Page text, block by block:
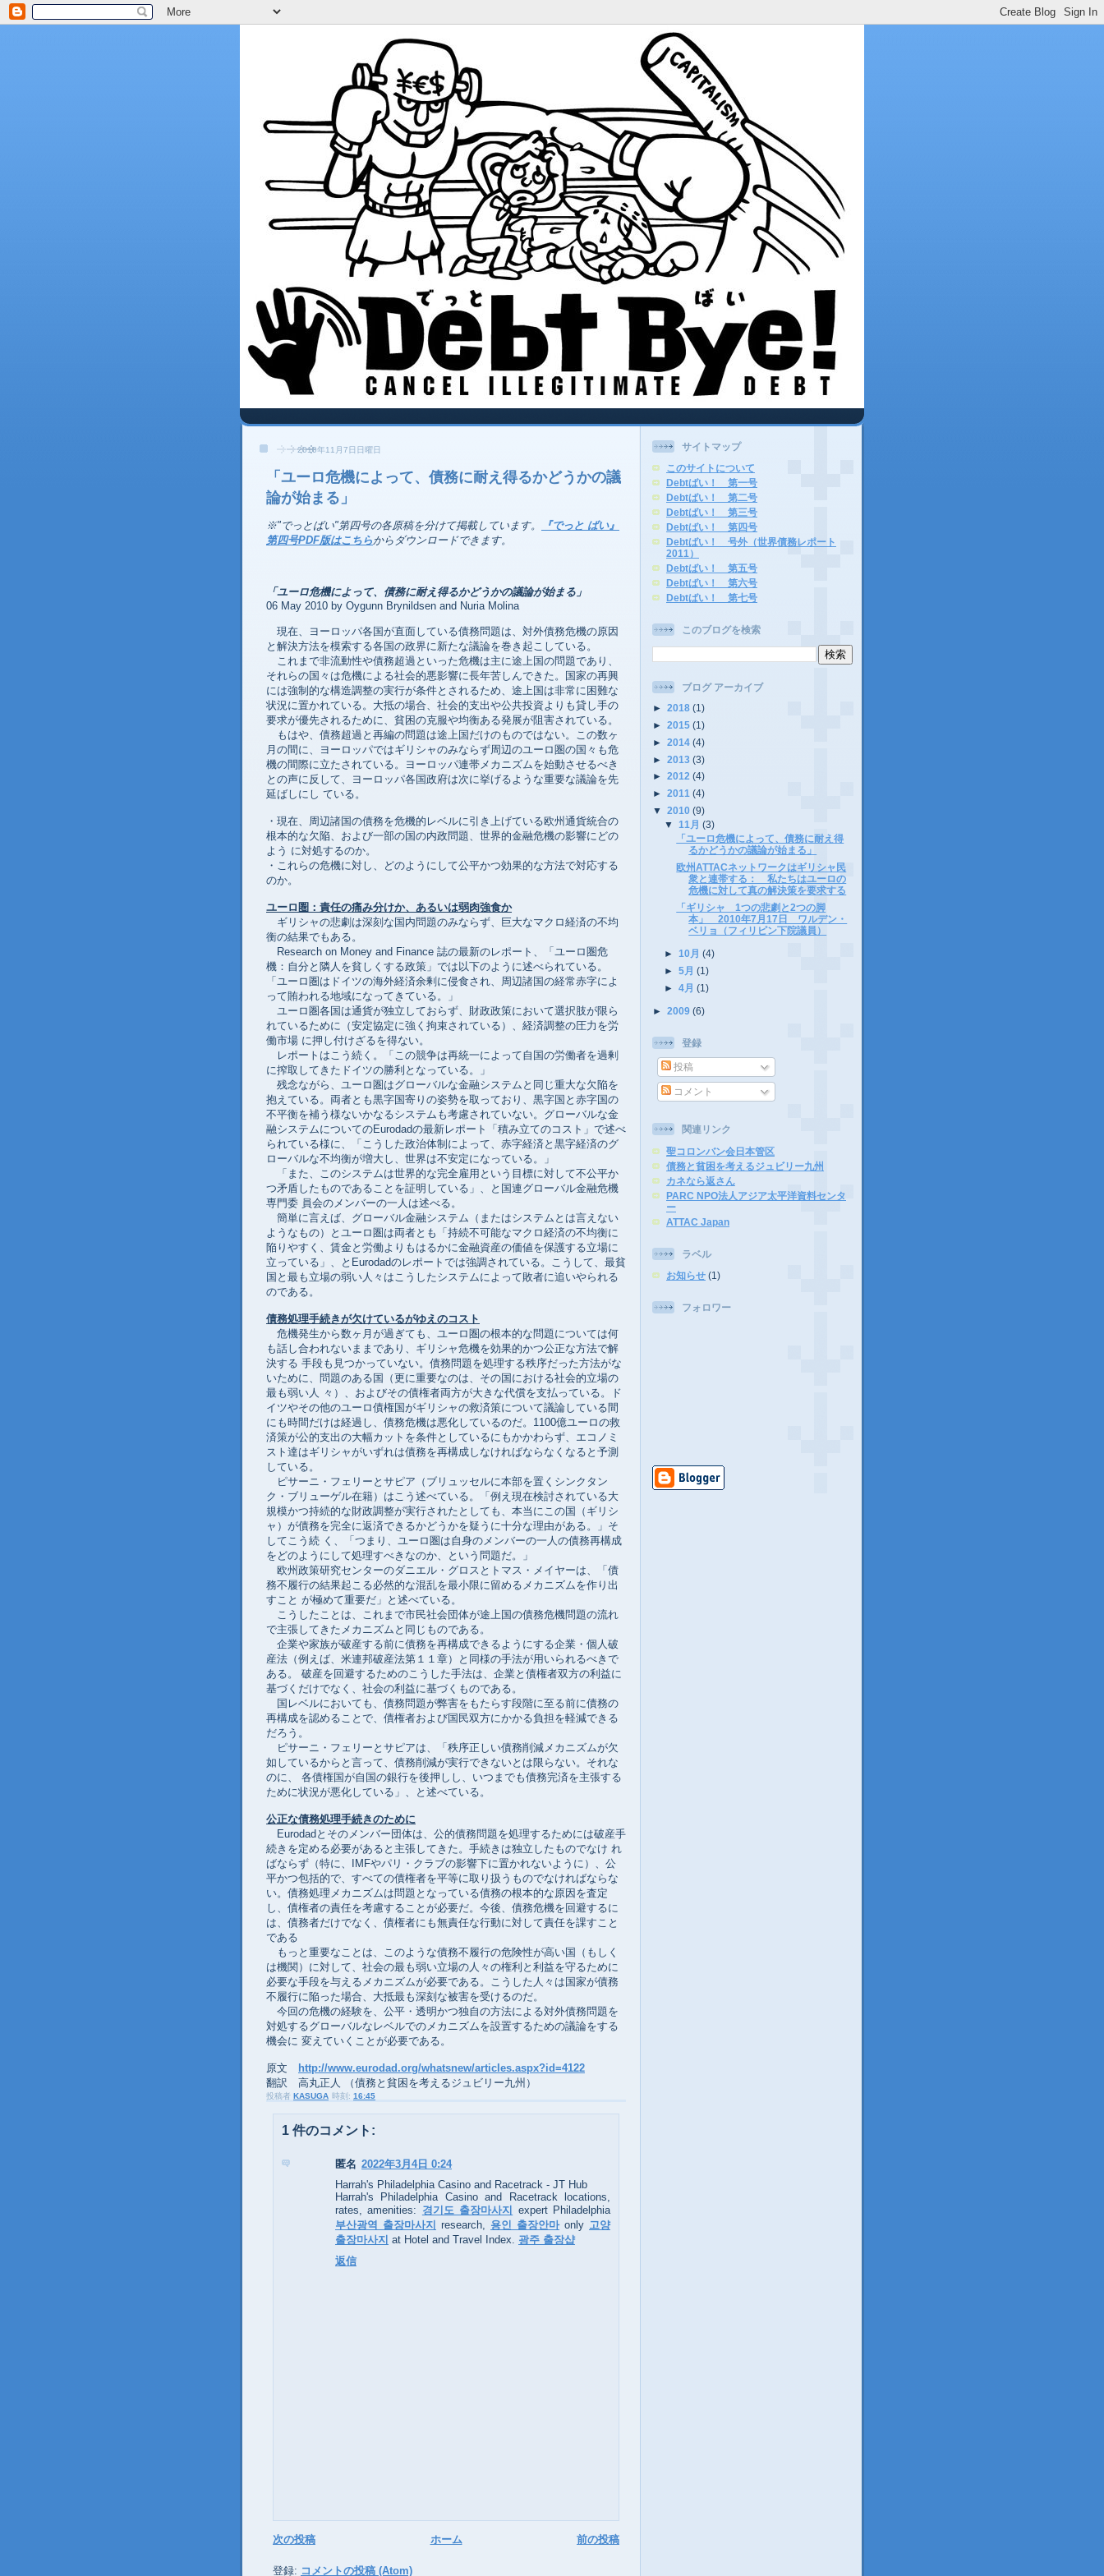
2010年11月7日日曜日
「ユーロ危機によって、債務に耐え得るかどうかの議
論が始まる」
※"でっとばい"第四号の各原稿を分けて掲載しています。
『でっと ばい』
第四号PDF版はこちらからダウンロードできます。
「ユーロ危機によって、債務に耐え得るかどうかの議論が始まる」
06 May 2010 by Oygunn Brynildsen and Nuria Molina
現在、ヨーロッパ各国が直面している債務問題は、対外債務危機の原因
と解決方法を模索する各国の政界に新たな議論を巻き起こしている。
これまで非流動性や債務超過といった危機は主に途上国の問題であり、
それらの国々は危機による社会的悪影響に長年苦しんできた。国家の再興
には強制的な構造調整の実行が条件とされるため、途上国は非常に困難な
状況に置かれている。大抵の場合、社会的支出や公共投資よりも貸し手の
要求が優先されるために、貧困の克服や均衡ある発展が阻害されている。
もはや、債務超過と再編の問題は途上国だけのものではない。この数ヶ
月の間に、ヨーロッパではギリシャのみならず周辺のユーロ圏の国々も危
機の間際に立たされている。ヨーロッパ連帯メカニズムを始動させるべき
との声に反して、ヨーロッパ各国政府は次に挙げるような重要な議論を先
延ばしにし ている。
・現在、周辺諸国の債務を危機的レベルに引き上げている欧州通貨統合の
根本的な欠陥、および一部の国の内政問題、世界的金融危機の影響にどの
よう に対処するのか。
・これらの危機に対し、どのようにして公平かつ効果的な方法で対応する
のか。
ユーロ圏：責任の痛み分けか、あるいは弱肉強食か
ギリシャの悲劇は深刻な国内問題のみならず、巨大なマクロ経済の不均
衡の結果でもある。
Research on Money and Finance 誌の最新のレポート、「ユーロ圏危
機：自分と隣人を貧しくする政策」では以下のように述べられている。
「ユーロ圏はドイツの海外経済余剰に侵食され、周辺諸国の経常赤字によ
って賄われる地域になってきている。」
ユーロ圏各国は通貨が独立しておらず、財政政策において選択肢が限ら
れているために（安定協定に強く拘束されている）、経済調整の圧力を労
働市場 に押し付けざるを得ない。
レポートはこう続く。「この競争は再統一によって自国の労働者を過剰
に搾取してきたドイツの勝利となっている。」
残念ながら、ユーロ圏はグローバルな金融システムと同じ重大な欠陥を
抱えている。両者とも黒字国寄りの姿勢を取っており、黒字国と赤字国の
不平衡を補う様ないかなるシステムも考慮されていない。グローバルな金
融システムについてのEurodadの最新レポート「積み立てのコスト」で述べ
られている様に、「こうした政治体制によって、赤字経済と黒字経済のグ
ローバルな不均衡が増大し、世界は不安定になっている。」
「また、このシステムは世界的な完全雇用という目標に対して不公平か
つ矛盾したものであることを証明している」、と国連グローバル金融危機
専門委 員会のメンバーの一人は述べる。
簡単に言えば、グローバル金融システム（またはシステムとは言えない
ようなもの）とユーロ圏は両者とも「持続不可能なマクロ経済の不均衡に
陥りやすく、賃金と労働よりもはるかに金融資産の価値を保護する立場に
立っている」、とEurodadのレポートでは強調されている。こうして、最貧
国と最も立場の弱い人々はこうしたシステムによって敗者に追いやられる
のである。
債務処理手続きが欠けているがゆえのコスト
危機発生から数ヶ月が過ぎても、ユーロ圏の根本的な問題については何
も話し合われないままであり、ギリシャ危機を効果的かつ公正な方法で解
決する 手段も見つかっていない。債務問題を処理する秩序だった方法がな
いために、問題のある国（更に重要なのは、その国における社会的立場の
最も弱い人 々）、およびその債権者両方が大きな代償を支払っている。ド
イツやその他のユーロ債権国がギリシャの救済策について議論している間
にも時間だけは経過し、債務危機は悪化しているのだ。1100億ユーロの救
済策が公的支出の大幅カットを条件としているにもかかわらず、エコノミ
スト達はギリシャがいずれは債務を再構成しなければならなくなると予測
している。
ピサーニ・フェリーとサピア（ブリュッセルに本部を置くシンクタン
ク・ブリューゲル在籍）はこう述べている。「例え現在検討されている大
規模かつ持続的な財政調整が実行されたとしても、本当にこの国（ギリシ
ャ）が債務を完全に返済できるかどうかを疑うに十分な理由がある。」そ
してこう続 く、「つまり、ユーロ圏は自身のメンバーの一人の債務再構成
をどのようにして処理すべきなのか、という問題だ。」
欧州政策研究センターのダニエル・グロスとトマス・メイヤーは、「債
務不履行の結果起こる必然的な混乱を最小限に留めるメカニズムを作り出
すこと が極めて重要だ」と述べている。
こうしたことは、これまで市民社会団体が途上国の債務危機問題の流れ
で主張してきたメカニズムと同じものである。
企業や家族が破産する前に債務を再構成できるようにする企業・個人破
産法（例えば、米連邦破産法第１１章）と同様の手法が用いられるべきで
ある。 破産を回避するためのこうした手法は、企業と債権者双方の利益に
基づくだけでなく、社会の利益に基づくものである。
国レベルにおいても、債務問題が弊害をもたらす段階に至る前に債務の
再構成を認めることで、債権者および国民双方にかかる負担を軽減できる
だろう。
ピサーニ・フェリーとサピアは、「秩序正しい債務削減メカニズムが欠
如しているからと言って、債務削減が実行できないとは限らない。それな
のに、 各債権国が自国の銀行を後押しし、いつまでも債務完済を主張する
ために状況が悪化している」、と述べている。
公正な債務処理手続きのために
Eurodadとそのメンバー団体は、公的債務問題を処理するためには破産手
続きを定める必要があると主張してきた。手続きは独立したものでなけ れ
ばならず（特に、IMFやパリ・クラブの影響下に置かれないように）、公
平かつ包括的で、すべての債権者を平等に取り扱うものでなければならな
い。債務処理メカニズムは問題となっている債務の根本的な原因を査定
し、債権者の責任を考慮することが必要だ。今後、債務危機を回避するに
は、債務者だけでなく、債権者にも無責任な行動に対して責任を課すこと
である
もっと重要なことは、このような債務不履行の危険性が高い国（もしく
は機関）に対して、社会の最も弱い立場の人々の権利と利益を守るために
必要な手段を与えるメカニズムが必要である。こうした人々は国家が債務
不履行に陥った場合、大抵最も深刻な被害を受けるのだ。
今回の危機の経験を、公平・透明かつ独自の方法による対外債務問題を
対処するグローバルなレベルでのメカニズムを設置するための議論をする
機会に 変えていくことが必要である。
原文
http://www.eurodad.org/whatsnew/articles.aspx?id=4122
翻訳 高丸正人 （債務と貧困を考えるジュビリー九州）
投稿者 KASUGA 時刻: 16:45
1 件のコメント:
匿名 2022年3月4日 0:24
Harrah's Philadelphia Casino and Racetrack - JT Hub
Harrah's Philadelphia Casino and Racetrack locations,
rates, amenities: 경기도 출장마사지 expert Philadelphia
부산광역 출장마사지 research, 용인 출장안마only 고양
출장마사지 at Hotel and Travel Index. 광주 출장샵
返信
次の投稿 前の投稿
ホーム
登録: コメントの投稿 (Atom)
サイトマップ
このサイトについて
Debtばい！ 第一号
Debtばい！ 第二号
Debtばい！ 第三号
Debtばい！ 第四号
Debtばい！ 号外（世界債務レポート
2011）
Debtばい！ 第五号
Debtばい！ 第六号
Debtばい！ 第七号
このブログを検索
ブログ アーカイブ
► 2018 (1)
► 2015 (1)
► 2014 (4)
► 2013 (3)
► 2012 (4)
► 2011 (4)
▼ 2010 (9)
▼ 11月(3)
「ユーロ危機によって、債務に耐え得
るかどうかの議論が始まる」
欧州ATTACネットワークはギリシャ民
衆と連帯する： 私たちはユーロの
危機に対して真の解決策を要求する
「ギリシャ 1つの悲劇と2つの脚
本」 2010年7月17日 ワルデン・
ベリョ（フィリピン下院議員）
► 10月(4)
►5月(1)
►4月(1)
► 2009 (6)
登録
投稿
コメント
関連リンク
聖コロンバン会日本管区
債務と貧困を考えるジュビリー九州
カネなら返さん
PARC NPO法人アジア太平洋資料センタ
ー
ATTAC Japan
ラベル
お知らせ (1)
フォロワー